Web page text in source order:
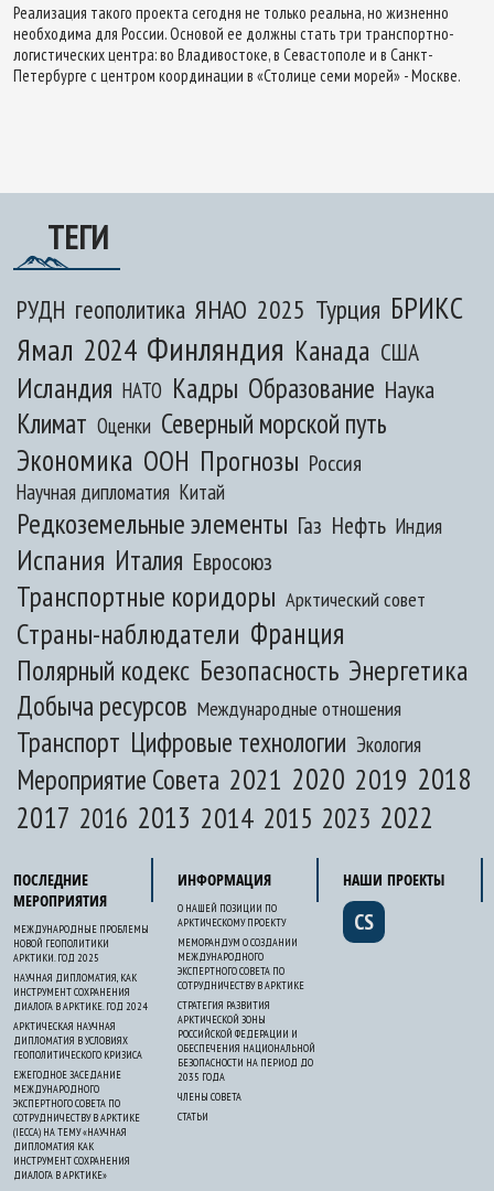
Реализация такого проекта сегодня не только реальна, но жизненно
необходима для России. Основой ее должны стать три транспортно-
логистических центра: во Владивостоке, в Севастополе и в Санкт-
Петербурге с центром координации в «Столице семи морей» - Москве.
ТЕГИ
РУДН геополитика ЯНАО 2025 Турция БРИКС
Ямал 2024 Финляндия Канада США
Исландия НАТО Кадры Образование Наука
Климат Оценки Северный морской путь
Экономика ООН Прогнозы Россия
Научная дипломатия Китай
Редкоземельные элементы Газ Нефть Индия
Испания Италия Евросоюз
Транспортные коридоры Арктический совет
Страны-наблюдатели Франция
Полярный кодекс Безопасность Энергетика
Добыча ресурсов Международные отношения
Транспорт Цифровые технологии Экология
Мероприятие Совета 2021 2020 2019 2018
2017 2016 2013 2014 2015 2023 2022
ПОСЛЕДНИЕ
МЕРОПРИЯТИЯ
МЕЖДУНАРОДНЫЕ ПРОБЛЕМЫ
НОВОЙ ГЕОПОЛИТИКИ
АРКТИКИ. ГОД 2025
НАУЧНАЯ ДИПЛОМАТИЯ, КАК
ИНСТРУМЕНТ СОХРАНЕНИЯ
ДИАЛОГА В АРКТИКЕ. ГОД 2024
АРКТИЧЕСКАЯ НАУЧНАЯ
ДИПЛОМАТИЯ В УСЛОВИЯХ
ГЕОПОЛИТИЧЕСКОГО КРИЗИСА
ЕЖЕГОДНОЕ ЗАСЕДАНИЕ
МЕЖДУНАРОДНОГО
ЭКСПЕРТНОГО СОВЕТА ПО
СОТРУДНИЧЕСТВУ В АРКТИКЕ
(IECCA) НА ТЕМУ «НАУЧНАЯ
ДИПЛОМАТИЯ КАК
ИНСТРУМЕНТ СОХРАНЕНИЯ
ДИАЛОГА В АРКТИКЕ»
ИНФОРМАЦИЯ
О НАШЕЙ ПОЗИЦИИ ПО
АРКТИЧЕСКОМУ ПРОЕКТУ
МЕМОРАНДУМ О СОЗДАНИИ
МЕЖДУНАРОДНОГО
ЭКСПЕРТНОГО СОВЕТА ПО
СОТРУДНИЧЕСТВУ В АРКТИКЕ
СТРАТЕГИЯ РАЗВИТИЯ
АРКТИЧЕСКОЙ ЗОНЫ
РОССИЙСКОЙ ФЕДЕРАЦИИ И
ОБЕСПЕЧЕНИЯ НАЦИОНАЛЬНОЙ
БЕЗОПАСНОСТИ НА ПЕРИОД ДО
2035 ГОДА
ЧЛЕНЫ СОВЕТА
СТАТЬИ
НАШИ ПРОЕКТЫ
CS